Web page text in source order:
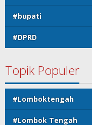
#bupati
#DPRD
Topik Populer
#Lomboktengah
#Lombok Tengah